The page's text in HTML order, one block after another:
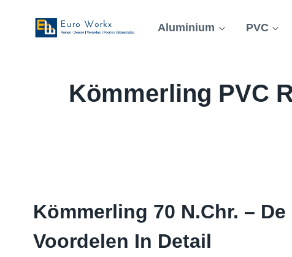
Aluminium PVC
Kömmerling PVC
Kömmerling 70 N.Chr. – De
Voordelen In Detail